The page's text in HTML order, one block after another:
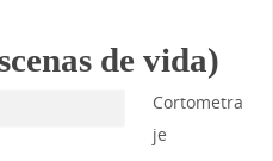
de vida)
Cortometra
je